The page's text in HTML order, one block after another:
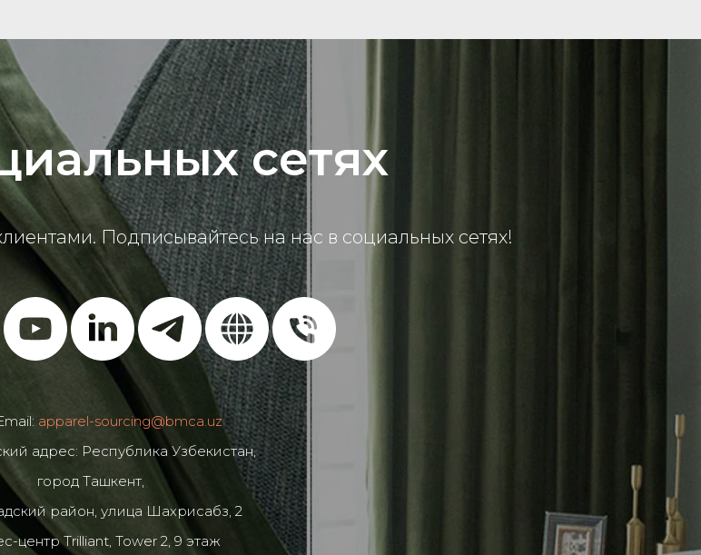
сетях
Подписывайтесь на нас в социальных сетях!
apparel-sourcing@bmca.uz
адрес: Республика Узбекистан,
город Ташкент,
район, улица Шахрисабз, 2
центр Trilliant, Tower 2, 9 этаж